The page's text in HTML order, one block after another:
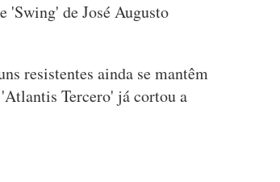
'Swing' de José Augusto
resistentes ainda se mantêm
Tercero' já cortou a